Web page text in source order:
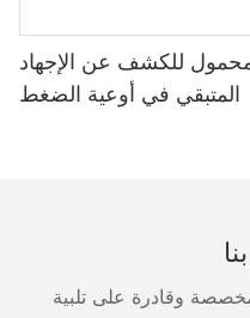
للكشف عن الإجهاد
المتبقي في أوعية الضغط
وقادرة على تلبية